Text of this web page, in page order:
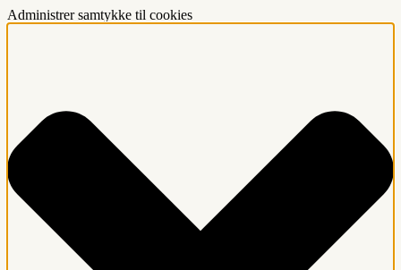
Administrer samtykke til cookies